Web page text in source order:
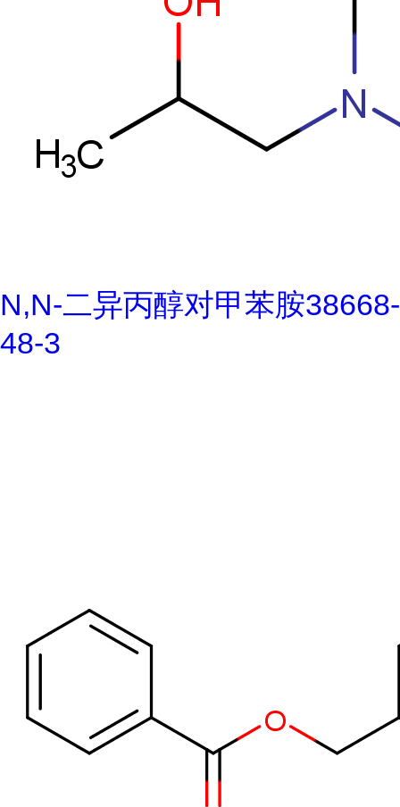
N,N-二异丙醇对甲苯胺38668-
48-3